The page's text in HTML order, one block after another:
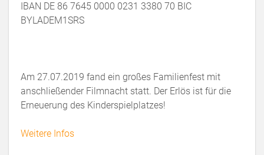
IBAN DE 86 7645 0000 0231 3380 70 BIC
BYLADEM1SRS
Am 27.07.2019 fand ein großes Familienfest mit
anschließender Filmnacht statt. Der Erlös ist für die
Erneuerung des Kinderspielplatzes!
Weitere Infos